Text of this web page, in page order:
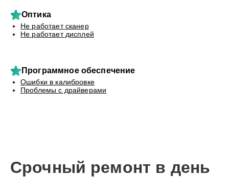
Оптика
Не работает сканер
Не работает дисплей
Программное обеспечение
Ошибки в калибровке
Проблемы с драйверами
Срочный ремонт в день